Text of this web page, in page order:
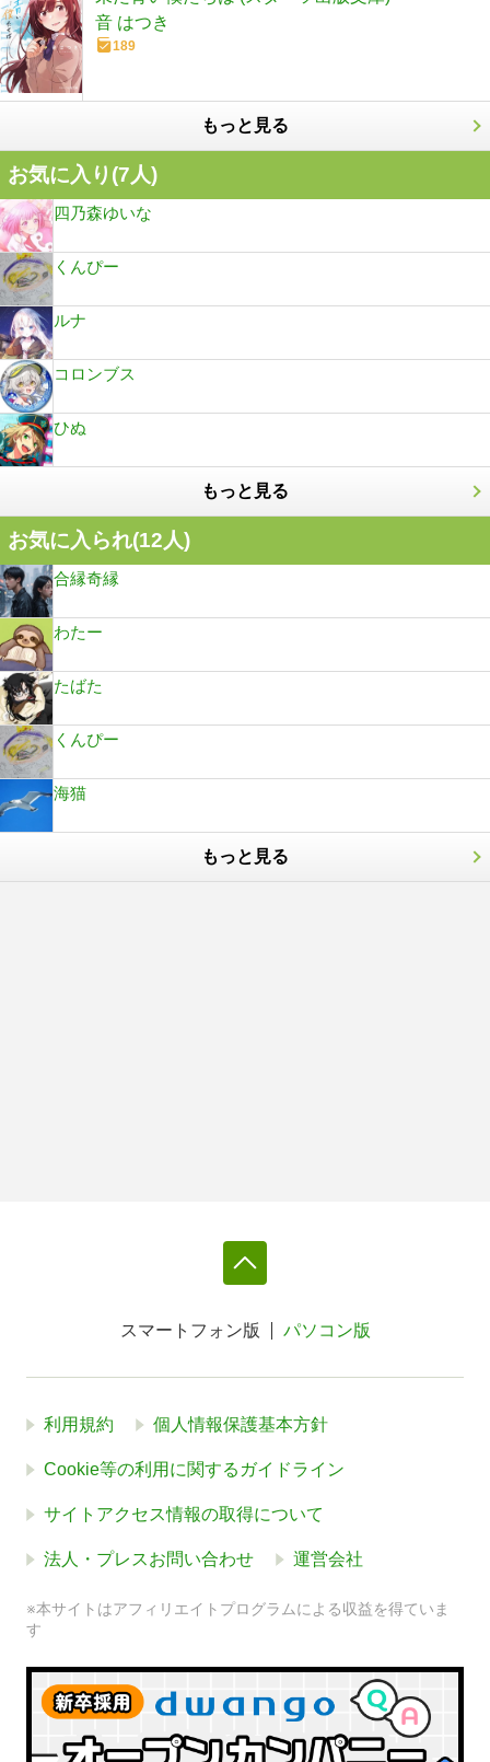
音 はつき
189
もっと見る
お気に入り(7人)
四乃森ゆいな
くんぴー
ルナ
コロンブス
ひぬ
もっと見る
お気に入られ(12人)
合縁奇縁
わたー
たばた
くんぴー
海猫
もっと見る
スマートフォン版 パソコン版
利用規約 個人情報保護基本方針
Cookie等の利用に関するガイドライン
サイトアクセス情報の取得について
法人・プレスお問い合わせ 運営会社
※本サイトはアフィリエイトプログラムによる収益を得ていま
す